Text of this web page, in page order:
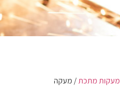
מעקות מתכת/ מעקה